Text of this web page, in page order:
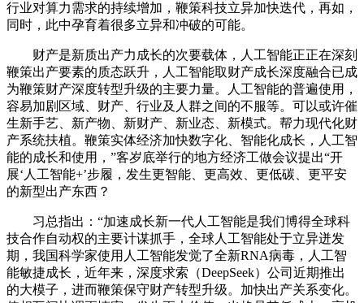
行业对算力需求的持续增加，鞭策科技立异加快迭代，再如，
同时，此中孕育着很多立异和冲破的可能。
财产是新质出产力成长的次要载体，人工智能正正在深刻
鞭策出产要素的质态跃升，人工智能取财产成长深度融合已成
为鞭策财产深度转型升级的主要力量。人工智能的普遍使用，
容易加剧区域、财产、行业及人群之间的不服等。可以或许催
生新手艺、新产物、新财产、新业态、新模式。帮力现代化财
产系统扶植。鞭策实体经济加快数字化、智能化成长，人工智
能的成长和使用，”客岁底举行的地方经济工做会议提出“开
展‘人工智能+’步履，发生更智能、更高效、更低碳、更平安
的新型出产东西？
习总指出：“加速成长新一代人工智能是我们博得全球科
技合作自动权的主要计谋抓手，全球人工智能处于立异迸发
期，我国科学家使用人工智能发觉了全新RNA病毒，人工智
能敏捷成长，近年来，深度求索（DeepSeek）公司近期推出
的大模子，进而鞭策保守财产转型升级。加快出产关系变化。